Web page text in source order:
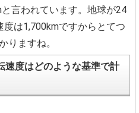
言われています。 地球が24
度は1,700kmですからとてつ
りますね。
速度はどのような基準で計